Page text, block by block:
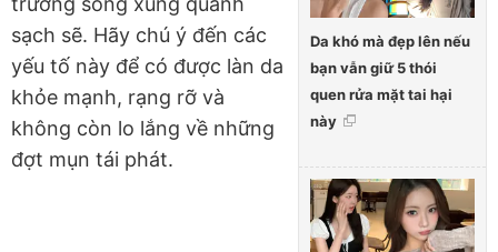
Da khó mà đẹp lên nếu
bạn vẫn giữ 5 thói
quen rửa mặt tai hại
này
sạch sẽ. Hãy chú ý đến các
yếu tố này để có được làn da
khỏe mạnh, rạng rỡ và
không còn lo lắng về những
đợt mụn tái phát.